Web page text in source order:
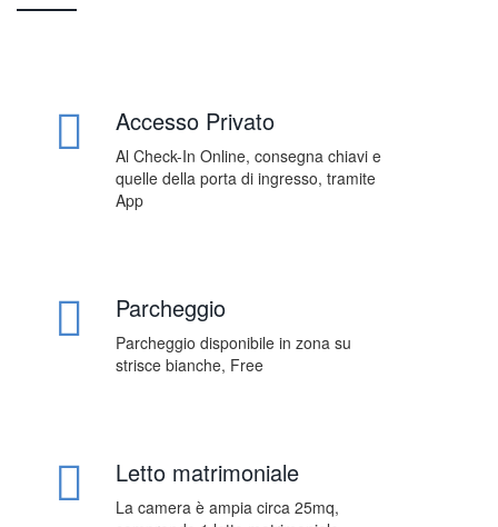
Accesso Privato
Al Check-In Online, consegna chiavi e
quelle della porta di ingresso, tramite
App
Parcheggio
Parcheggio disponibile in zona su
strisce bianche, Free
Letto matrimoniale
La camera è ampia circa 25mq,